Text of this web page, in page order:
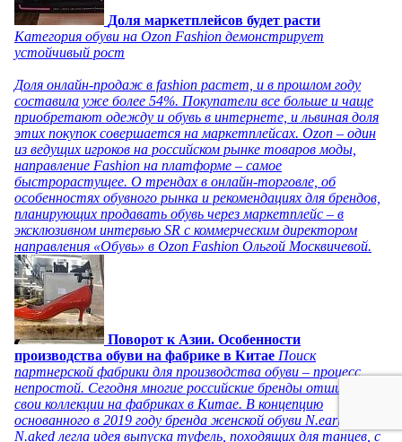
Доля маркетплейсов будет расти
Категория обуви на Ozon Fashion демонстрирует
устойчивый рост
Доля онлайн-продаж в fashion растет, и в прошлом году
составила уже более 54%. Покупатели все больше и чаще
приобретают одежду и обувь в интернете, и львиная доля
этих покупок совершается на маркетплейсах. Ozon – один
из ведущих игроков на российском рынке товаров моды,
направление Fashion на платформе – самое
быстрорастущее. О трендах в онлайн-торговле, об
особенностях обувного рынка и рекомендациях для брендов,
планирующих продавать обувь через маркетплейс – в
эксклюзивном интервью SR с коммерческим директором
направления «Обувь» в Ozon Fashion Ольгой Москвичевой.
Поворот к Азии. Особенности
производства обуви на фабрике в Китае Поиск
партнерской фабрики для производства обуви – процесс
непростой. Сегодня многие российские бренды отшивают
свои коллекции на фабриках в Китае. В концепцию
основанного в 2019 году бренда женской обуви N.early
N.aked легла идея выпуска туфель, походящих для танцев, с